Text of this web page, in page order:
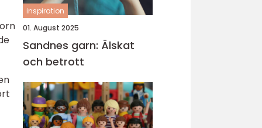
inspiration
01. August 2025
Sandnes garn: Älskat
och betrott